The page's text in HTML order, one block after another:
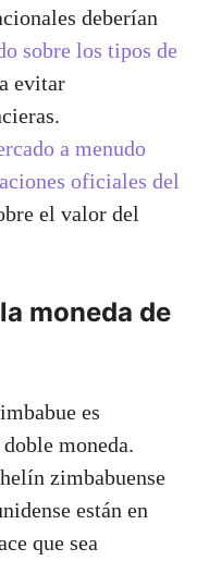
deberían
sobre los tipos de
evitar
a menudo
oficiales del
el valor del
moneda de
es
moneda.
zimbabuense
están en
que sea